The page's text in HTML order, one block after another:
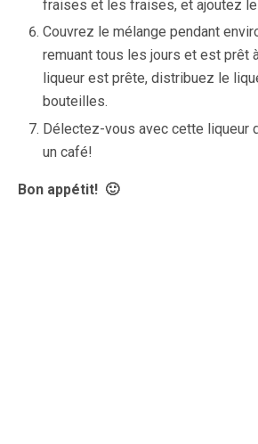
fraises et les fraises, et ajoutez
Couvrez le mélange pendant
remuant tous les jours et est prêt
liqueur est prête, distribuez le
bouteilles.
Délectez-vous avec cette liqueur
un café!
Bon appétit! 🙂